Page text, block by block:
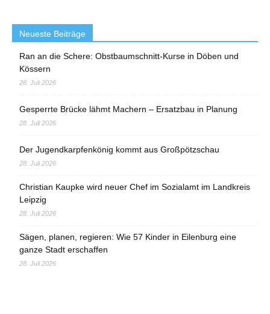
Neueste Beiträge
Ran an die Schere: Obstbaumschnitt-Kurse in Döben und
Kössern
28. Juli 2026
Gesperrte Brücke lähmt Machern – Ersatzbau in Planung
28. Juli 2026
Der Jugendkarpfenkönig kommt aus Großpötzschau
28. Juli 2026
Christian Kaupke wird neuer Chef im Sozialamt im Landkreis
Leipzig
28. Juli 2026
Sägen, planen, regieren: Wie 57 Kinder in Eilenburg eine
ganze Stadt erschaffen
28. Juli 2026